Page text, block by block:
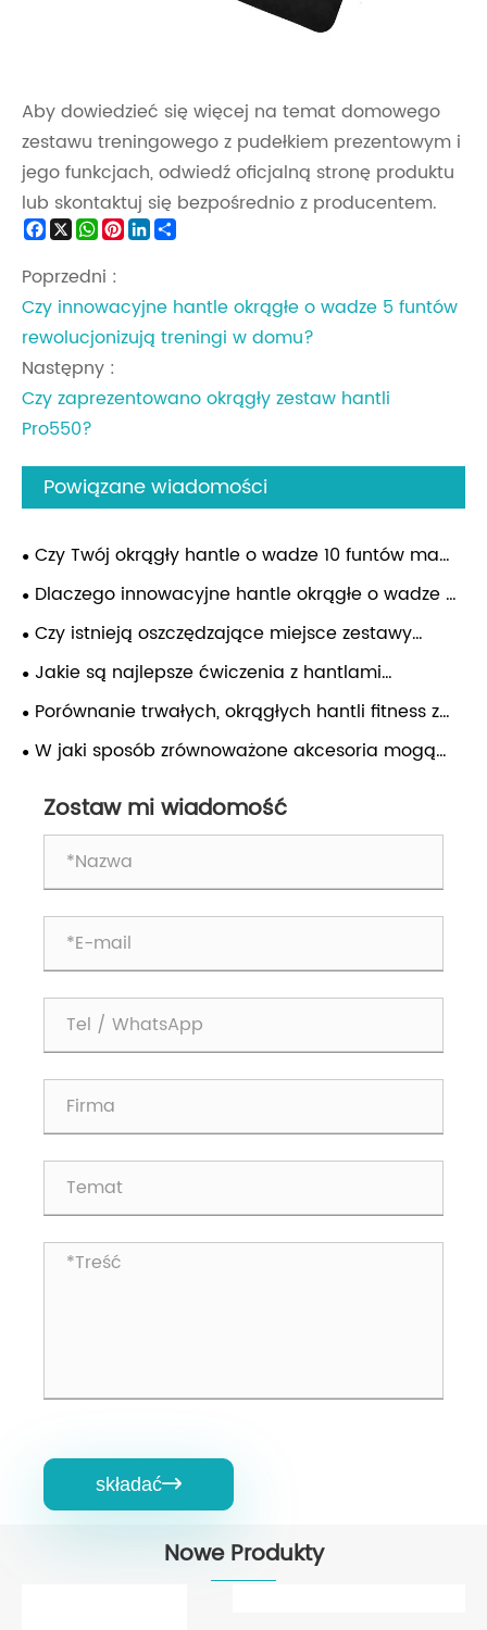
Aby dowiedzieć się więcej na temat domowego
zestawu treningowego z pudełkiem prezentowym i
jego funkcjach, odwiedź oficjalną stronę produktu
lub skontaktuj się bezpośrednio z producentem.
Facebook
X WhatsApp
Pinterest
LinkedIn
Poprzedni :
Czy innowacyjne hantle okrągłe o wadze 5 funtów
rewolucjonizują treningi w domu?
Następny :
Czy zaprezentowano okrągły zestaw hantli
Pro550?
Powiązane wiadomości
Czy Twój okrągły hantle o wadze 10 funtów ma
jednolitą konstrukcję, która zapobiega rdzewieniu i
zużyciu?
Dlaczego innowacyjne hantle okrągłe o wadze 5
funtów zmieniły reguły gry w przypadku treningów
w domu?
Czy istnieją oszczędzające miejsce zestawy
stojaków fitness do małych mieszkań?
Jakie są najlepsze ćwiczenia z hantlami
okrężnymi do utraty wagi
Porównanie trwałych, okrągłych hantli fitness z
tradycyjnymi konstrukcjami sześciokątnymi
W jaki sposób zrównoważone akcesoria mogą
Zostaw mi wiadomość
składać
Nowe Produkty